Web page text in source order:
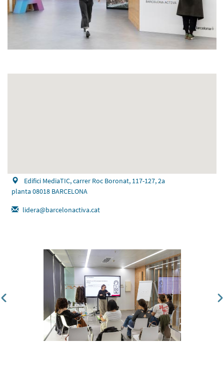
Edifici MediaTIC, carrer Roc Boronat, 117-127, 2a
planta 08018 BARCELONA
lidera@barcelonactiva.cat